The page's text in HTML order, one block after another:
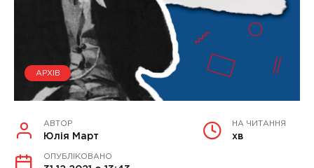
АРХІВ
АВТОР
Юлія Март
НА ЧИТАННЯ
хв
ОПУБЛІКОВАНО